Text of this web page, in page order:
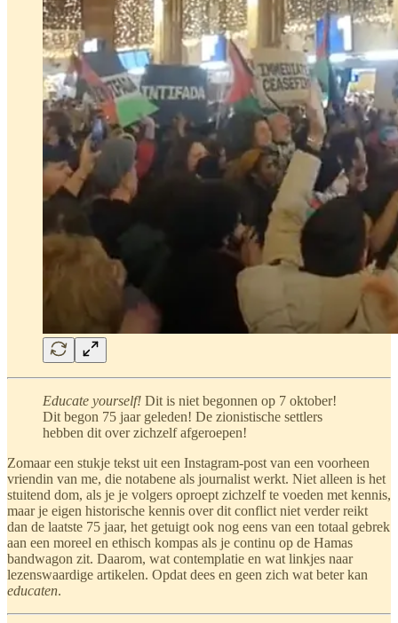
Educate yourself! Dit is niet begonnen op 7 oktober!
Dit begon 75 jaar geleden! De zionistische settlers
hebben dit over zichzelf afgeroepen!
Zomaar een stukje tekst uit een Instagram-post van een voorheen
vriendin van me, die notabene als journalist werkt. Niet alleen is het
stuitend dom, als je je volgers oproept zichzelf te voeden met kennis,
maar je eigen historische kennis over dit conflict niet verder reikt
dan de laatste 75 jaar, het getuigt ook nog eens van een totaal gebrek
aan een moreel en ethisch kompas als je continu op de Hamas
bandwagon zit. Daarom, wat contemplatie en wat linkjes naar
lezenswaardige artikelen. Opdat dees en geen zich wat beter kan
educaten.